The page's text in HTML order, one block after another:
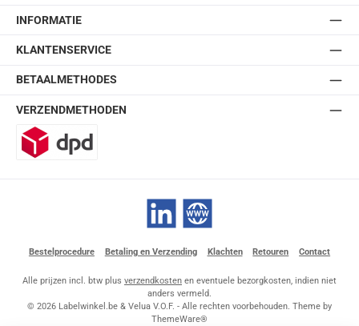
INFORMATIE
KLANTENSERVICE
BETAALMETHODES
VERZENDMETHODEN
LinkedIn Website
Bestelprocedure Betaling en Verzending Klachten Retouren Contact
Alle prijzen incl. btw plus verzendkosten en eventuele bezorgkosten, indien niet
anders vermeld.
© 2026 Labelwinkel.be & Velua V.O.F. - Alle rechten voorbehouden. Theme by
ThemeWare®